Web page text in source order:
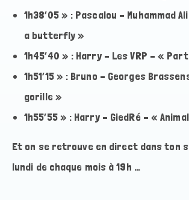
1h38’05 » : Pascalou – Muhammad
a butterfly »
1h45’40 » : Harry – Les VRP – «
1h51’15 » : Bruno – Georges
gorille »
1h55’55 » : Harry – GiedRé – «
Et on se retrouve en direct dans ton
lundi de chaque mois à 19h …